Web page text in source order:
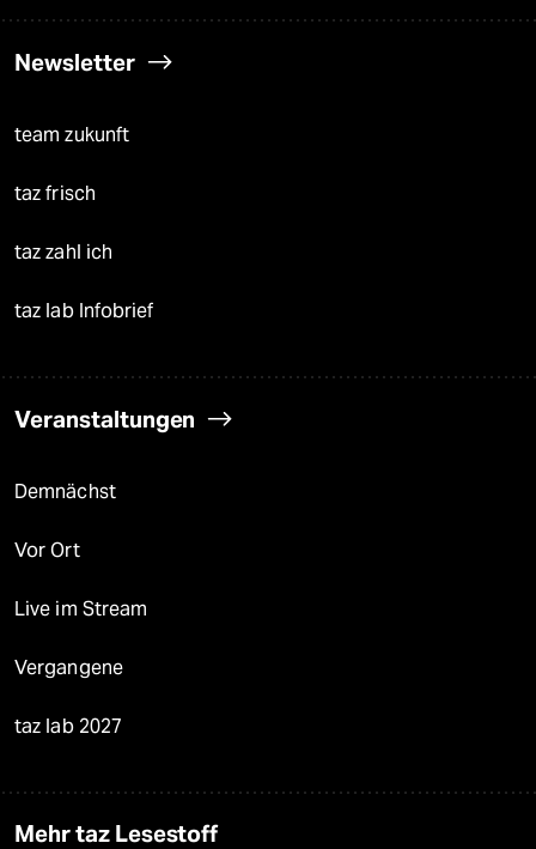
Newsletter
team zukunft
taz frisch
taz zahl ich
taz lab Infobrief
Veranstaltungen
Demnächst
Vor Ort
Live im Stream
Vergangene
taz lab 2027
Mehr taz Lesestoff